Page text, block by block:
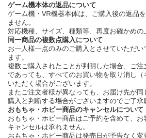
ゲーム機本体の返品について
ゲーム機・VR機器本体は、ご購入後の返品
ません。
対応機種、サイズ、種類等、再度お確かめの
同一商品の複数点購入について
お一人様一点のみのご購入とさせていただ
ます。
複数ご購入されたことが判明した場合、ご注
であっても、すべてのお買い物を取り消し（
いただく場合がございます。
またご注文者様が異なっても、お届け先が
購入と判断する場合がございますのでご了承
おもちゃ・ホビー商品のキャンセルについて
おもちゃ・ホビー商品はご予約を含めて、お
キャンセルは承れません。
おもちゃ・ホビー商品は発売日が予告なく変